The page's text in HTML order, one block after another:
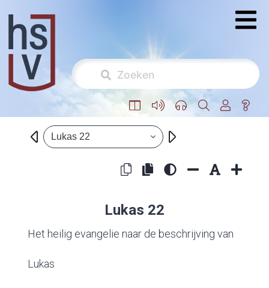
Lukas 22
Lukas 22
Het heilig evangelie naar de beschrijving van
Lukas